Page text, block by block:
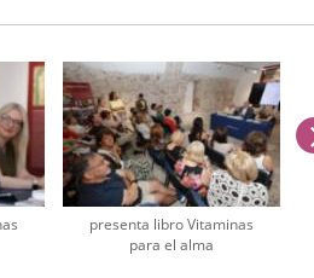
presenta libro Vitaminas
para el alma